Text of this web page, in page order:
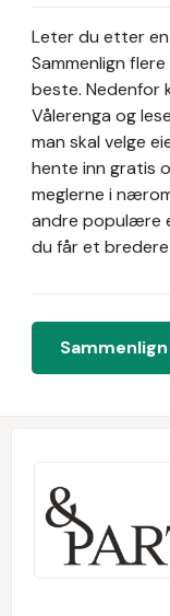
Leter du etter
Sammenlign
beste. Nedenfor
Vålerenga og
man skal velge
hente inn gratis
meglerne i
andre populære
du får et bredere